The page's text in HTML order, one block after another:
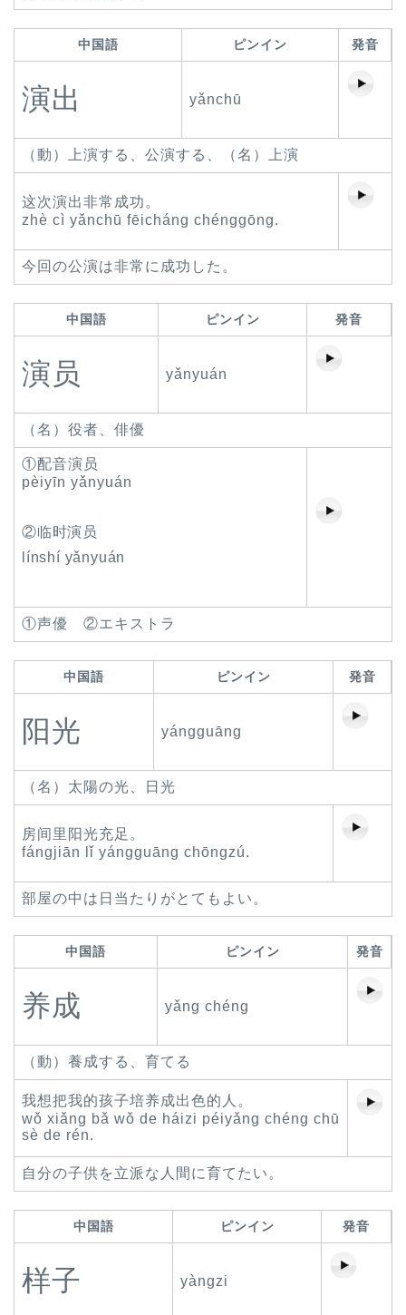
中国語 ピンイン 発音
演出 yǎnchū
（動）上演する、公演する、（名）上演
这次演出非常成功。
zhè cì yǎnchū fēicháng chénggōng.
今回の公演は非常に成功した。
中国語 ピンイン 発音
演员 yǎnyuán
（名）役者、俳優
①配音演员
pèiyīn yǎnyuán
②临时演员
línshí yǎnyuán
①声優 ②エキストラ
中国語 ピンイン 発音
阳光 yángguāng
（名）太陽の光、日光
房间里阳光充足。
fángjiān lǐ yángguāng chōngzú.
部屋の中は日当たりがとてもよい。
中国語 ピンイン 発音
养成 yǎng chéng
（動）養成する、育てる
我想把我的孩子培养成出色的人。
wǒ xiǎng bǎ wǒ de háizi péiyǎng chéng chū
sè de rén.
自分の子供を立派な人間に育てたい。
中国語 ピンイン 発音
样子 yàngzi